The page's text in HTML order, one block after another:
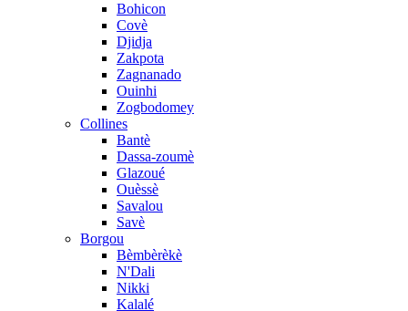
Bohicon
Covè
Djidja
Zakpota
Zagnanado
Ouinhi
Zogbodomey
Collines
Bantè
Dassa-zoumè
Glazoué
Ouèssè
Savalou
Savè
Borgou
Bèmbèrèkè
N'Dali
Nikki
Kalalé